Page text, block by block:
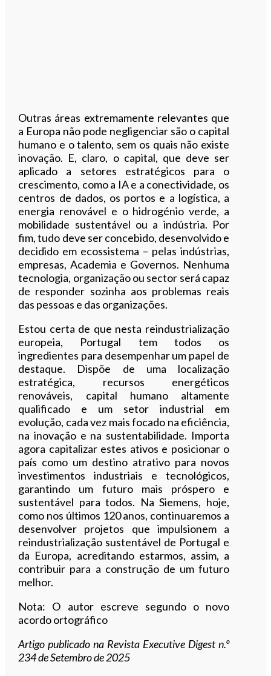
Outras áreas extremamente relevantes que
a Europa não pode negligenciar são o capital
humano e o talento, sem os quais não existe
inovação. E, claro, o capital, que deve ser
aplicado a setores estratégicos para o
crescimento, como a IA e a conectividade, os
centros de dados, os portos e a logística, a
energia renovável e o hidrogénio verde, a
mobilidade sustentável ou a indústria. Por
fim, tudo deve ser concebido, desenvolvido e
decidido em ecossistema – pelas indústrias,
empresas, Academia e Governos. Nenhuma
tecnologia, organização ou sector será capaz
de responder sozinha aos problemas reais
das pessoas e das organizações.
Estou certa de que nesta reindustrialização
europeia, Portugal tem todos os
ingredientes para desempenhar um papel de
destaque. Dispõe de uma localização
estratégica, recursos energéticos
renováveis, capital humano altamente
qualificado e um setor industrial em
evolução, cada vez mais focado na eficiência,
na inovação e na sustentabilidade. Importa
agora capitalizar estes ativos e posicionar o
país como um destino atrativo para novos
investimentos industriais e tecnológicos,
garantindo um futuro mais próspero e
sustentável para todos. Na Siemens, hoje,
como nos últimos 120 anos, continuaremos a
desenvolver projetos que impulsionem a
reindustrialização sustentável de Portugal e
da Europa, acreditando estarmos, assim, a
contribuir para a construção de um futuro
melhor.
Nota: O autor escreve segundo o novo
acordo ortográfico
Artigo publicado na Revista Executive Digest n.º
234 de Setembro de 2025